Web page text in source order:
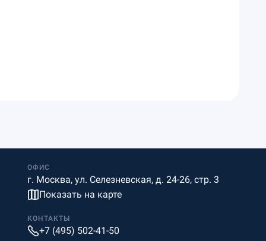
ОФИС
г. Москва, ул. Селезневская, д. 24-26, стр. 3
Показать на карте
КОНТАКТЫ
+7 (495) 502-41-50